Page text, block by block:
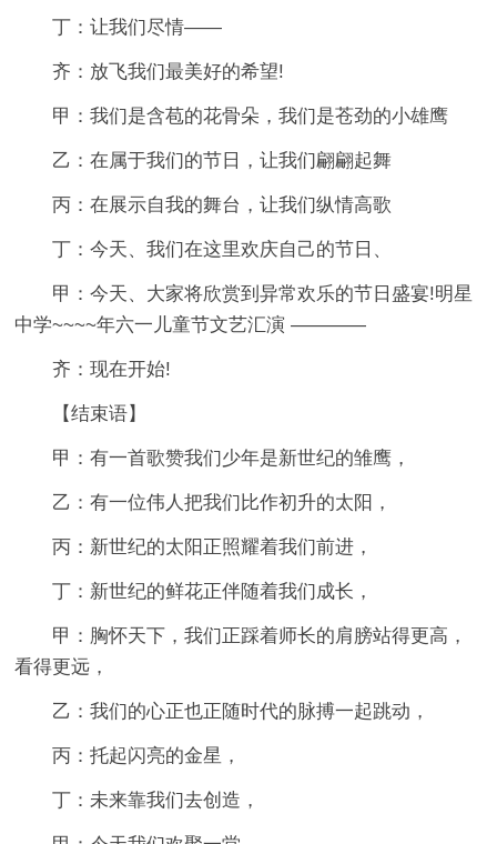
丁：让我们尽情——
齐：放飞我们最美好的希望!
甲：我们是含苞的花骨朵，我们是苍劲的小雄鹰
乙：在属于我们的节日，让我们翩翩起舞
丙：在展示自我的舞台，让我们纵情高歌
丁：今天、我们在这里欢庆自己的节日、
甲：今天、大家将欣赏到异常欢乐的节日盛宴!明星
中学~~~~年六一儿童节文艺汇演 ————
齐：现在开始!
【结束语】
甲：有一首歌赞我们少年是新世纪的雏鹰，
乙：有一位伟人把我们比作初升的太阳，
丙：新世纪的太阳正照耀着我们前进，
丁：新世纪的鲜花正伴随着我们成长，
甲：胸怀天下，我们正踩着师长的肩膀站得更高，
看得更远，
乙：我们的心正也正随时代的脉搏一起跳动，
丙：托起闪亮的金星，
丁：未来靠我们去创造，